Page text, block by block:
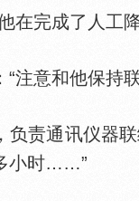
完成了人工降
意和他保持
责通讯仪器联
小时……”